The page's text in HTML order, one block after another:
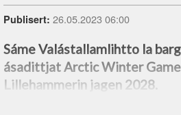
Publisert: 26.05.2023 06:00
Sáme Valástallamlihtto la
ásadittjat Arctic Winter
Lillehammerin jagen 2028.